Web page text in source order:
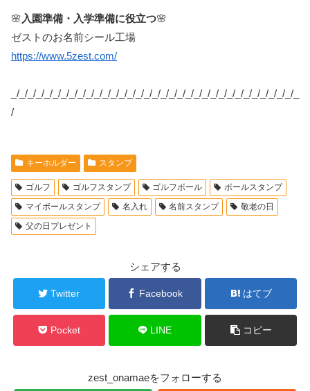
🌸 入園準備・入学準備に役立つ🌸
ゼストのお名前シール工場
https://www.5zest.com/
_/_/_/_/_/_/_/_/_/_/_/_/_/_/_/_/_/_/_/_/_/_/_/_/_/_/_/_/_/_/_/_/_/_/_
/
キーホルダー スタンプ
ゴルフ ゴルフスタンプ ゴルフボール
ボールスタンプ
マイボールスタンプ
名入れ 名前スタンプ
敬老の日
父の日プレゼント
シェアする
Twitter Facebook はてブ
Pocket LINE コピー
zest_onamaeをフォローする